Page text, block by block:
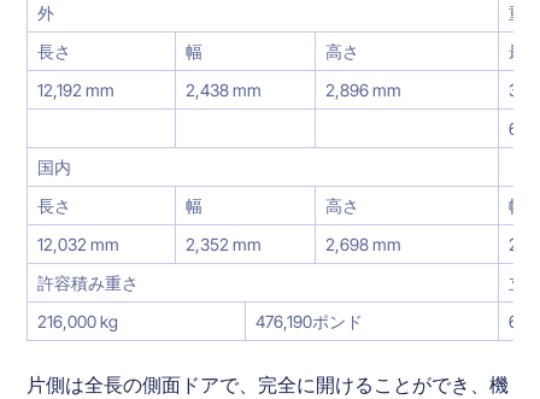
外
重
長さ
幅 高さ
最
12,192 mm
2,438 mm 2,896 mm
国内
長さ
幅 高さ
幅
12,032 mm
2,352 mm 2,698 mm
許容積み重さ
立
216,000 kg
476,190ポンド
片側は全長の側面ドアで、完全に開けることができ、機